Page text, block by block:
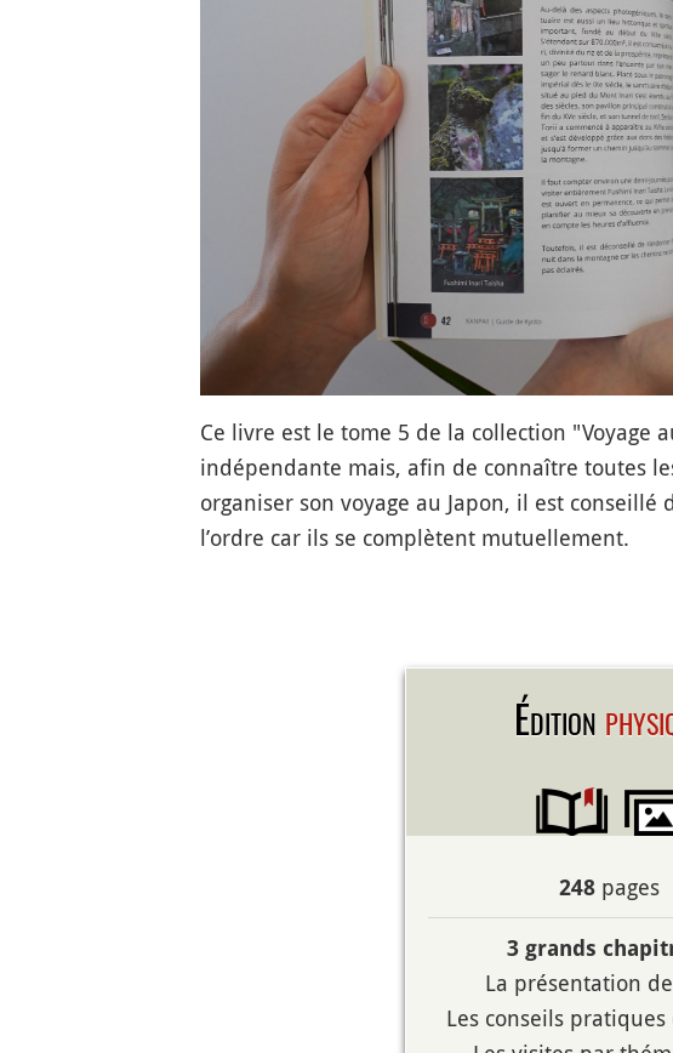
Ce livre est le tome 5 de la collection "Voyage
indépendante mais, afin de connaître toutes
organiser son voyage au Japon, il est
l’ordre car ils se complètent mutuellement.
Édition
248 pages
3 grands
La présentation
Les conseils pratiques